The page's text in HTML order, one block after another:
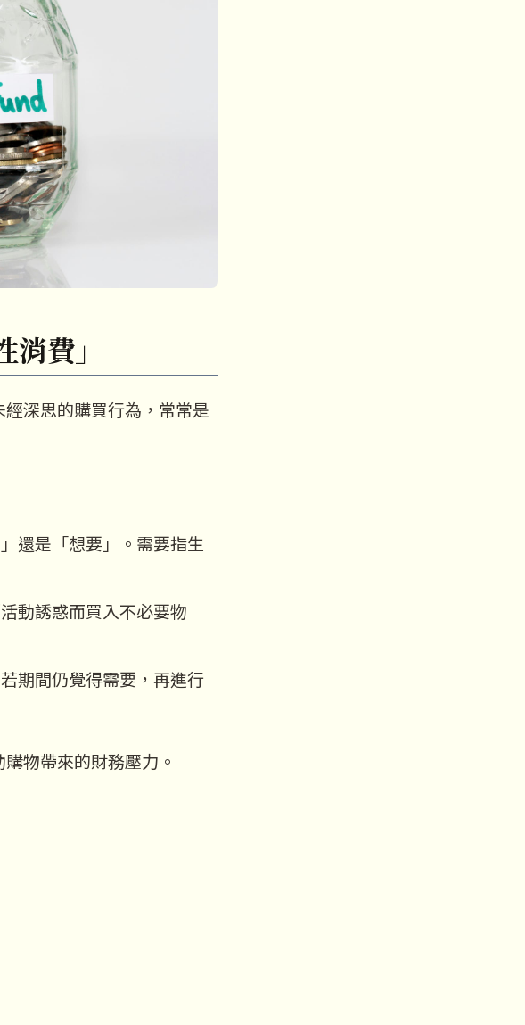
費」
深思的購買行為，常常是
還是「想要」。需要指生
動誘惑而買入不必要物
期間仍覺得需要，再進行
物帶來的財務壓力。